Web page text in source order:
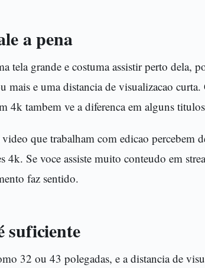
a pena
tela grande e costuma assistir perto dela,
mais e uma distancia de visualizacao
4k tambem ve a diferenca em alguns
que trabalham com edicao percebem
4k. Se voce assiste muito conteudo em
faz sentido.
suficiente
32 ou 43 polegadas, e a distancia de